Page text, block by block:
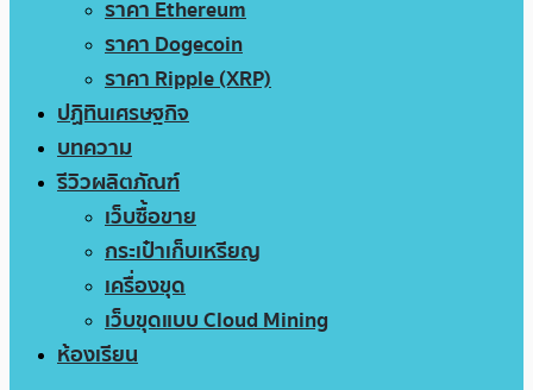
ราคา Ethereum
ราคา Dogecoin
ราคา Ripple (XRP)
ปฏิทินเศรษฐกิจ
บทความ
รีวิวผลิตภัณฑ์
เว็บซื้อขาย
กระเป๋าเก็บเหรียญ
เครื่องขุด
เว็บขุดแบบ Cloud Mining
ห้องเรียน